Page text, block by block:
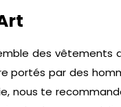
des vêtements
portés par des
nous te